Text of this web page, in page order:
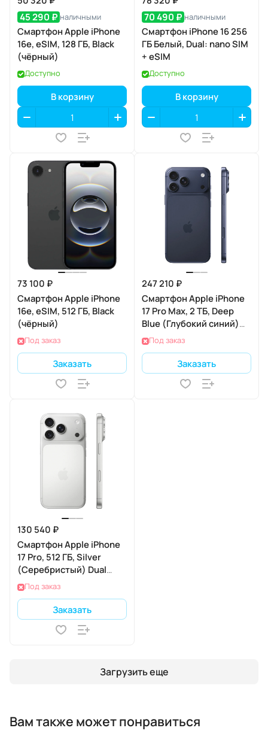
45 290 ₽ наличными
Смартфон Apple iPhone
16e, eSIM, 128 ГБ, Black
(чёрный)
Доступно
В корзину
70 490 ₽ наличными
Смартфон iPhone 16 256
ГБ Белый, Dual: nano SIM
+ eSIM
Доступно
В корзину
73 100 ₽
Смартфон Apple iPhone
16e, eSIM, 512 ГБ, Black
(чёрный)
Под заказ
Заказать
247 210 ₽
Смартфон Apple iPhone
17 Pro Max, 2 ТБ, Deep
Blue (Глубокий синий)
Dual nano SIM
Под заказ
Заказать
130 540 ₽
Смартфон Apple iPhone
17 Pro, 512 ГБ, Silver
(Серебристый) Dual
nano SIM
Под заказ
Заказать
Загрузить еще
Вам также может понравиться